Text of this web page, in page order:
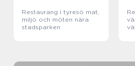
Restaurang i tyresö mat,
miljö och möten nära
stadsparken